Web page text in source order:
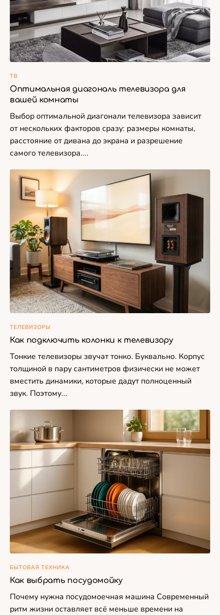
ТВ
Оптимальная диагональ телевизора для
вашей комнаты
Выбор оптимальной диагонали телевизора зависит
от нескольких факторов сразу: размеры комнаты,
расстояние от дивана до экрана и разрешение
самого телевизора....
ТЕЛЕВИЗОРЫ
Как подключить колонки к телевизору
Тонкие телевизоры звучат тонко. Буквально. Корпус
толщиной в пару сантиметров физически не может
вместить динамики, которые дадут полноценный
звук. Поэтому...
БЫТОВАЯ ТЕХНИКА
Как выбрать посудомойку
Почему нужна посудомоечная машина Современный
ритм жизни оставляет всё меньше времени на